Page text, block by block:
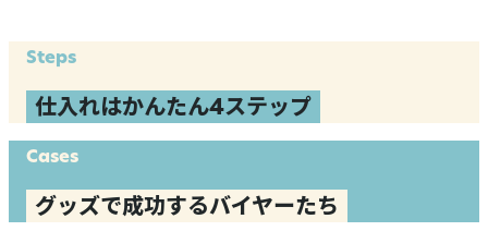
Steps
仕入れはかんたん4ステップ
Cases
グッズで成功するバイヤーたち